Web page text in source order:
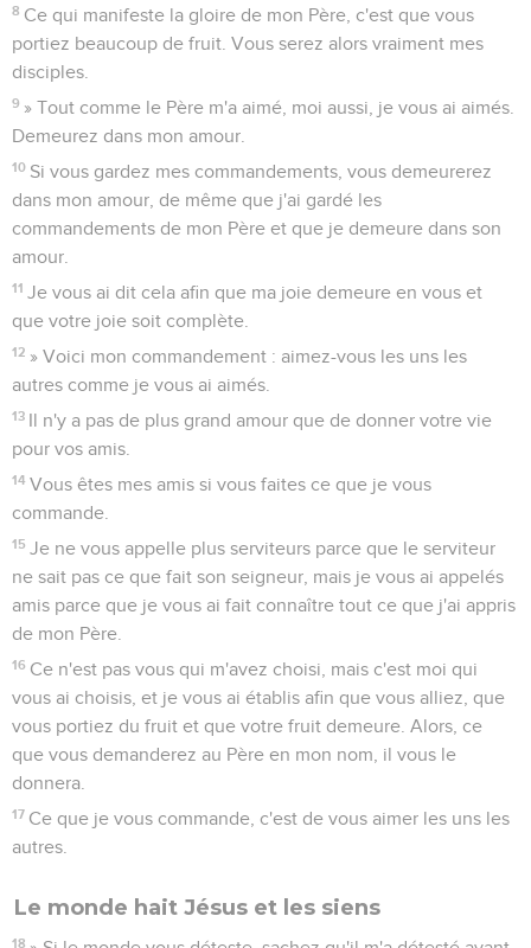
8 Ce qui manifeste la gloire de mon Père, c'est que vous
portiez beaucoup de fruit. Vous serez alors vraiment mes
disciples.
9 » Tout comme le Père m'a aimé, moi aussi, je vous ai aimés.
Demeurez dans mon amour.
10 Si vous gardez mes commandements, vous demeurerez
dans mon amour, de même que j'ai gardé les
commandements de mon Père et que je demeure dans son
amour.
11 Je vous ai dit cela afin que ma joie demeure en vous et
que votre joie soit complète.
12 » Voici mon commandement : aimez-vous les uns les
autres comme je vous ai aimés.
13 Il n'y a pas de plus grand amour que de donner votre vie
pour vos amis.
14 Vous êtes mes amis si vous faites ce que je vous
commande.
15 Je ne vous appelle plus serviteurs parce que le serviteur
ne sait pas ce que fait son seigneur, mais je vous ai appelés
amis parce que je vous ai fait connaître tout ce que j'ai appris
de mon Père.
16 Ce n'est pas vous qui m'avez choisi, mais c'est moi qui
vous ai choisis, et je vous ai établis afin que vous alliez, que
vous portiez du fruit et que votre fruit demeure. Alors, ce
que vous demanderez au Père en mon nom, il vous le
donnera.
17 Ce que je vous commande, c'est de vous aimer les uns les
autres.
Le monde hait Jésus et les siens
18